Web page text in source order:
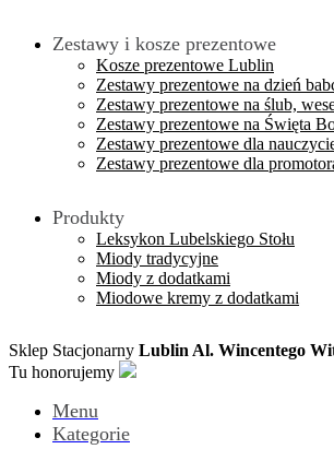
Zestawy i kosze prezentowe
Kosze prezentowe Lublin
Zestawy prezentowe na dzień
Zestawy prezentowe na ślub,
Zestawy prezentowe na Święta
Zestawy prezentowe dla
Zestawy prezentowe dla
Produkty
Leksykon Lubelskiego Stołu
Miody tradycyjne
Miody z dodatkami
Miodowe kremy z dodatkami
Sklep Stacjonarny Lublin Al. Wincentego
Tu honorujemy
Menu
Kategorie